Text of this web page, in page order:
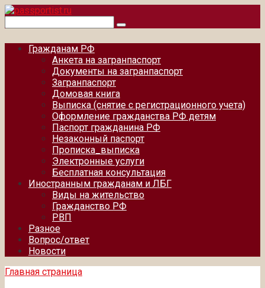
Перейти
контенту
Гражданам РФ
Анкета на загранпаспорт
Документы на загранпаспорт
Загранпаспорт
Домовая книга
Выписка (снятие с регистрационного учета)
Оформление гражданства РФ детям
Паспорт гражданина РФ
Незаконный паспорт
Прописка_выписка
Электронные услуги
Бесплатная консультация
Иностранным гражданам и ЛБГ
Виды на жительство
Гражданство РФ
РВП
Разное
Вопрос/ответ
Новости
Главная страница